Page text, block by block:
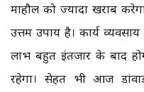
माहौल को ज्यादा खराब
उत्तम उपाय है। कार्य
लाभ बहुत इंतजार के बाद
रहेगा। सेहत भी आज